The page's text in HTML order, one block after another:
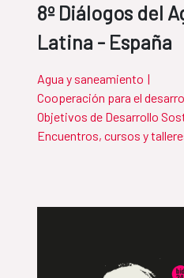
8º Diálogos del
Latina - España
Agua y saneamiento |
Cooperación para el
Objetivos de Desarrollo
Encuentros, cursos y